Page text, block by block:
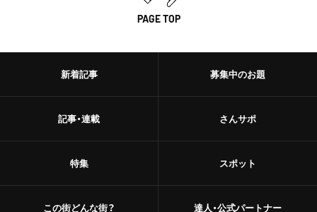
PAGE TOP
新着記事
記事・連載
特集
この街どんな街？
募集中のお題
さんサポ
スポット
達人・公式パートナー